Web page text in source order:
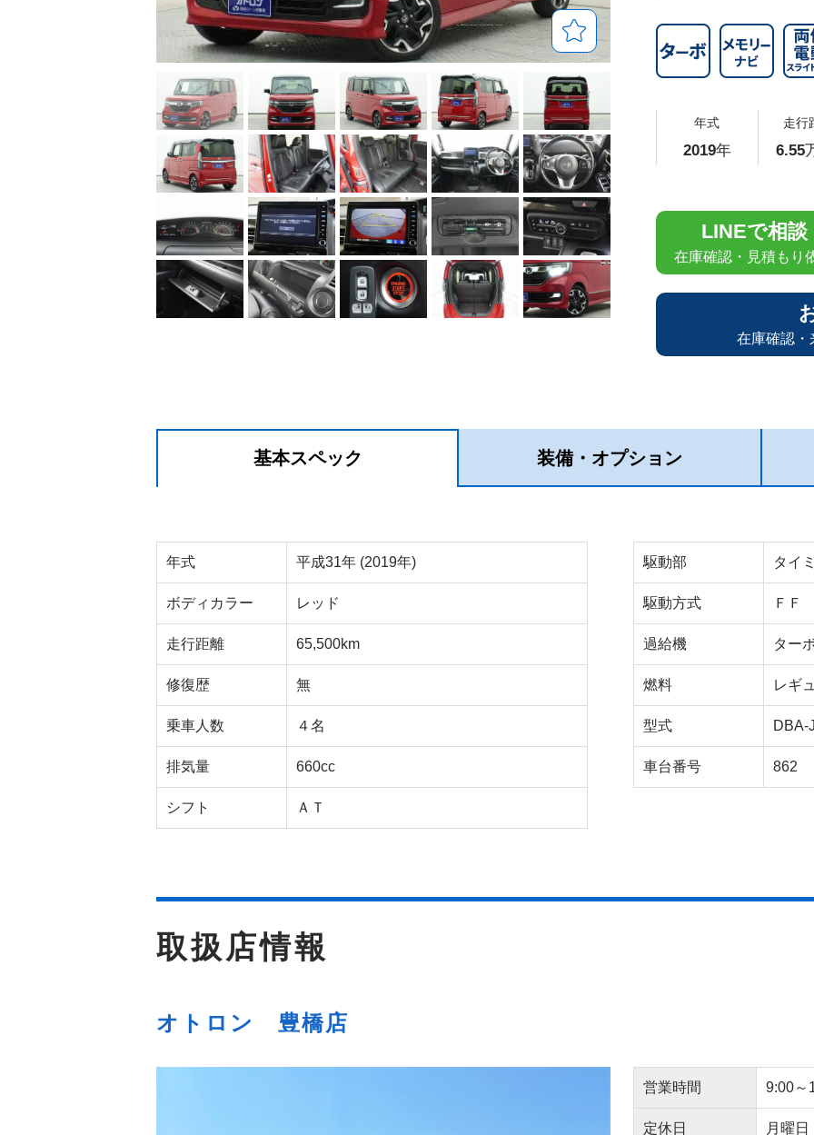
年式
2019年
走行
6.55
LINEで相談
在庫確認・見積もり
在庫確認・
基本スペック 装備・オプション
年式 平成31年 (2019年)
ボディカラー レッド
走行距離 65,500km
修復歴 無
乗車人数 ４名
排気量 660cc
シフト ＡＴ
駆動部 タイ
駆動方式 ＦＦ
過給機 ター
燃料 レギ
型式 DBA-
車台番号 862
取扱店情報
オトロン 豊橋店
営業時間 9:00～
定休日
月曜日